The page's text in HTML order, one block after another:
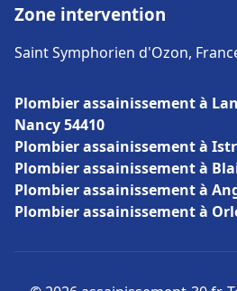
Zone intervention
Saint Symphorien d'Ozon,
Plombier assainissement à
Nancy 54410
Plombier assainissement à
Plombier assainissement à
Plombier assainissement à
Plombier assainissement à